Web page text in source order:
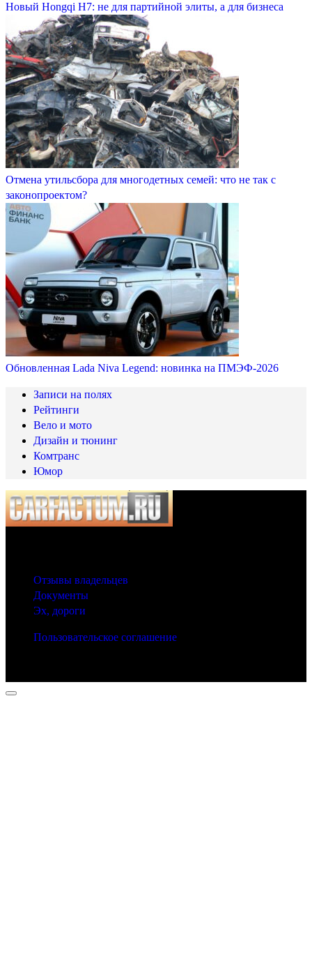
Новый Hongqi H7: не для партийной элиты, а для бизнеса
Отмена утильсбора для многодетных семей: что не так с
законопроектом?
Обновленная Lada Niva Legend: новинка на ПМЭФ-2026
Записи на полях
Рейтинги
Вело и мото
Дизайн и тюнинг
Комтранс
Юмор
Отзывы владельцев
Документы
Эх, дороги
Пользовательское соглашение